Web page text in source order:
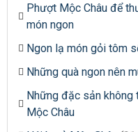
Phượt Mộc Châu để
món ngon
Ngon lạ món gỏi tôm
Những quà ngon nên
Những đặc sản không
Mộc Châu